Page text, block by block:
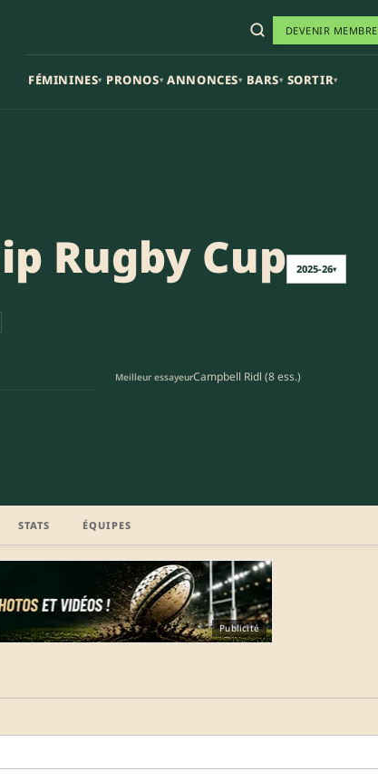
DEVENIR MEMBRE
FÉMININES▾ PRONOS▾ ANNONCES▾ BARS▾ SORTIR▾
Rugby Cup 2025-26▾
Meilleur essayeurCampbell Ridl (8 ess.)
STATS ÉQUIPES
Publicité